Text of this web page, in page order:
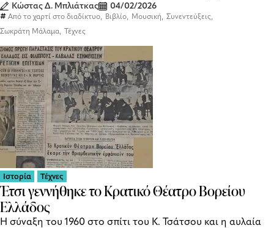
Κώστας Δ. Μπλιάτκας 04/02/2026
Από το χαρτί στο διαδίκτυο, Βιβλίο, Μουσική, Συνεντεύξεις,
Σωκράτη Μάλαμα, Τέχνες
Ιστορία Τέχνες
Έτσι γεννήθηκε το Κρατικό Θέατρο Βορείου
Ελλάδος
Η σύναξη του 1960 στο σπίτι του Κ. Τσάτσου και η αυλαία